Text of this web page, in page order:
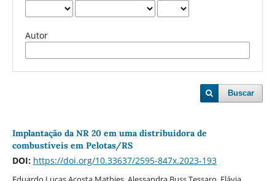
Autor
Buscar
Implantação da NR 20 em uma distribuidora de
combustíveis em Pelotas/RS
DOI: https://doi.org/10.33637/2595-847x.2023-193